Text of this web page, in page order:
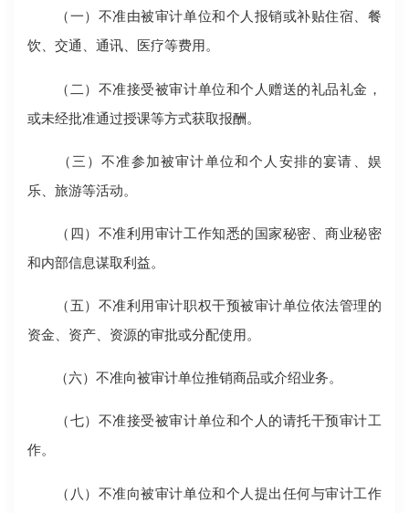
（一）不准由被审计单位和个人报销或补贴住宿、餐
饮、交通、通讯、医疗等费用。
（二）不准接受被审计单位和个人赠送的礼品礼金，
或未经批准通过授课等方式获取报酬。
（三）不准参加被审计单位和个人安排的宴请、娱
乐、旅游等活动。
（四）不准利用审计工作知悉的国家秘密、商业秘密
和内部信息谋取利益。
（五）不准利用审计职权干预被审计单位依法管理的
资金、资产、资源的审批或分配使用。
（六）不准向被审计单位推销商品或介绍业务。
（七）不准接受被审计单位和个人的请托干预审计工
作。
（八）不准向被审计单位和个人提出任何与审计工作